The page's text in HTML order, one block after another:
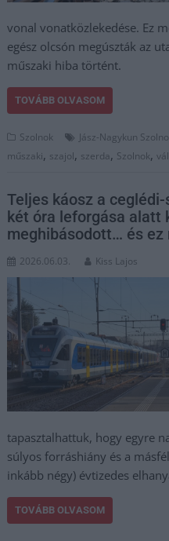
vonal vonatközlekedése. Ez
egész olcsón megúszták az
műszaki hiba történt.
TOVÁBB OLVASOM
Szolnok Jász-Nagykun
műszaki, szajol, szerda, Szolnok,
Teljes káosz a
két óra leforgása alatt
meghibásodott… és ez
2026.06.03. Kiss Lajos
tapasztalhattuk, hogy egyre
súlyos forráshiány és a
inkább négy) évtizedes
TOVÁBB OLVASOM